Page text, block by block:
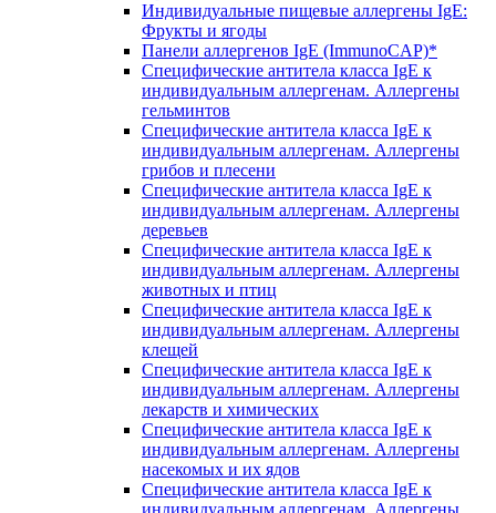
Индивидуальные пищевые аллергены IgE:
Фрукты и ягоды
Панели аллергенов IgE (ImmunoCAP)*
Специфические антитела класса IgE к
индивидуальным аллергенам. Аллергены
гельминтов
Специфические антитела класса IgE к
индивидуальным аллергенам. Аллергены
грибов и плесени
Специфические антитела класса IgE к
индивидуальным аллергенам. Аллергены
деревьев
Специфические антитела класса IgE к
индивидуальным аллергенам. Аллергены
животных и птиц
Специфические антитела класса IgE к
индивидуальным аллергенам. Аллергены
клещей
Специфические антитела класса IgE к
индивидуальным аллергенам. Аллергены
лекарств и химических
Специфические антитела класса IgE к
индивидуальным аллергенам. Аллергены
насекомых и их ядов
Специфические антитела класса IgE к
индивидуальным аллергенам. Аллергены